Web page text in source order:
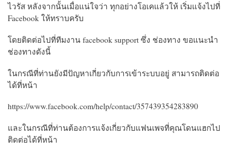
ไวรัส หลังจากนั้นเมื่อแน่ใจว่า ทุกอย่างโอเคแล้วให้ เริ่มแจ้งไปที่
Facebook ให้ทราบครับ
โดยติดต่อไปที่ทีมงาน facebook support ซึ่ง ช่องทาง ขอแนะนำ
ช่องทางดังนี้
ในกรณีที่ท่านยังมีปัญหาเกี่ยวกับการเข้าระบบอยู่ สามารถติดต่อ
ได้ที่หน้า
https://www.facebook.com/help/contact/357439354283890
และในกรณีที่ท่านต้องการแจ้งเกี่ยวกับแฟนเพจที่คุณโดนแฮกไป
ติดต่อได้ที่หน้า